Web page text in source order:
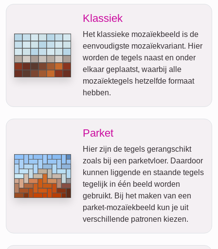
Klassiek
Het klassieke mozaïekbeeld is de
eenvoudigste mozaïekvariant. Hier
worden de tegels naast en onder
elkaar geplaatst, waarbij alle
mozaïektegels hetzelfde formaat
hebben.
Parket
Hier zijn de tegels gerangschikt
zoals bij een parketvloer. Daardoor
kunnen liggende en staande tegels
tegelijk in één beeld worden
gebruikt. Bij het maken van een
parket-mozaïekbeeld kun je uit
verschillende patronen kiezen.